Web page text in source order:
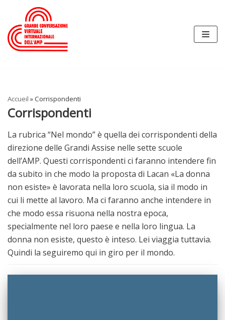
Skip
to
content
Accueil »Corrispondenti
Corrispondenti
La rubrica “Nel mondo” è quella dei corrispondenti della
direzione delle Grandi Assise nelle sette scuole
dell’AMP. Questi corrispondenti ci faranno intendere fin
da subito in che modo la proposta di Lacan «La donna
non esiste» è lavorata nella loro scuola, sia il modo in
cui li mette al lavoro. Ma ci faranno anche intendere in
che modo essa risuona nella nostra epoca,
specialmente nel loro paese e nella loro lingua. La
donna non esiste, questo è inteso. Lei viaggia tuttavia.
Quindi la seguiremo qui in giro per il mondo.